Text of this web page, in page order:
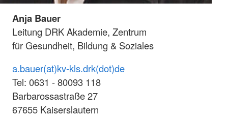
Anja Bauer
Leitung DRK Akademie, Zentrum
für Gesundheit, Bildung & Soziales
a.bauer(at)kv-kls.drk(dot)de
Tel: 0631 - 80093 118
Barbarossastraße 27
67655 Kaiserslautern